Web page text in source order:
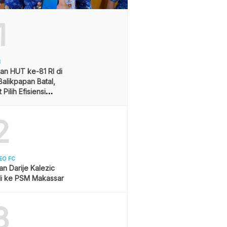
HUT ke-81 RI di
Batal,
Pilih Efisiensi
FC
Darije Kalezic
ke PSM Makassar